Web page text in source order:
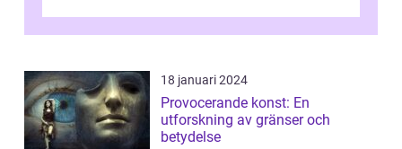
18 januari 2024
Provocerande konst: En
utforskning av gränser och
betydelse